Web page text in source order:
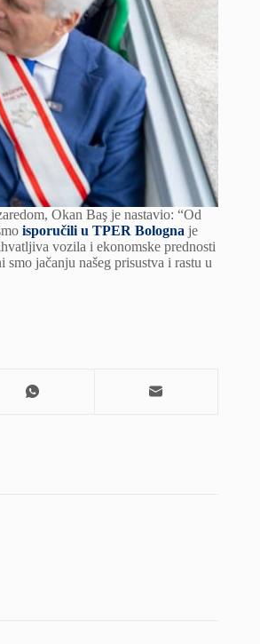
Okan Baş je nastavio: “Od
isporučili u TPER Bologna je
vozila i ekonomske prednosti
jačanju našeg prisustva i rastu u